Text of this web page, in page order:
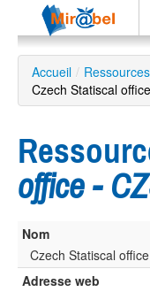
Le réseau
Soutien
avancée
EN
ES
Accueil / Ressources
Czech Statiscal
office -
Nom
Czech Statiscal
Adresse web